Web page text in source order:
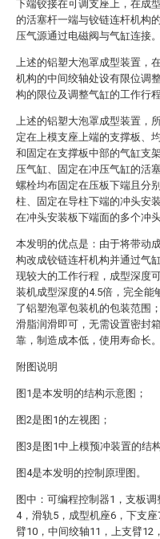
下端铰接在可调支座上，在成
的活塞杆一端与铰链连杆机构
压气源通过电磁阀与气缸连接。
上述的铝塑大泡罩成型装置，
机构的中间绞轴处设有限位调
构的限位及调整气缸的工作行程
上述的铝塑大泡罩成型装置，
定在上模支座上端的支撑板、
和固定在支撑板中部的气缸支
压气缸、固定在冲压气缸的活
螺栓均布固定在压板下端且分
柱、固定在导柱下端的冲头安
在冲头安装板下端面的多个冲头
本发明的优点是：由于将带动
构改成铰链连杆机构并通过气
现较大的工作行程，成型深度
装机成型深度的4.5倍，完全能
了铝塑泡罩包装机的包装范围
滑脂润滑即可，无需设置密封
靠，制造成本低，使用寿命长。
附图说明
图1是本发明的结构示意图；
图2是图1的左视图；
图3是图1中上模预冲装置的结
图4是本发明的控制原理图。
图中：可编程控制器1，支板
4，滑轨5，成型机座6，下支
臂10，中间绞轴11，上支臂12